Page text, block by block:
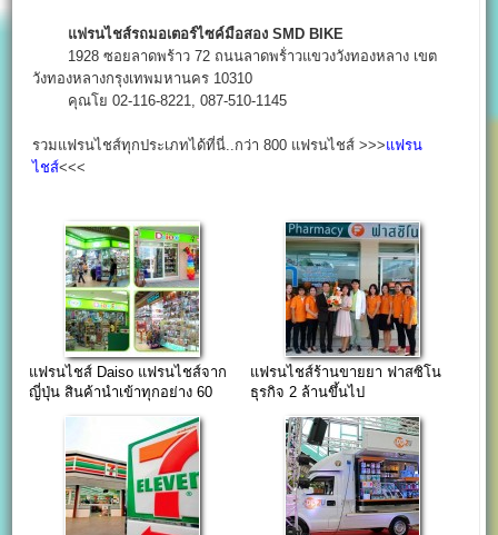
แฟรนไชส์รถมอเตอร์ไซค์มือสอง SMD BIKE
1928 ซอยลาดพร้าว 72 ถนนลาดพร้่าวแขวงวังทองหลาง เขต
วังทองหลางกรุงเทพมหานคร 10310
คุณโย 02-116-8221, 087-510-1145
รวมแฟรนไชส์ทุกประเภทได้ที่นี่..กว่า 800 แฟรนไชส์ >>>แฟรน
ไชส์<<<
แฟรนไชส์ Daiso แฟรนไชส์จาก
ญี่ปุ่น สินค้านำเข้าทุกอย่าง 60
แฟรนไชส์ร้านขายยา ฟาสซิโน
ธุรกิจ 2 ล้านขึ้นไป